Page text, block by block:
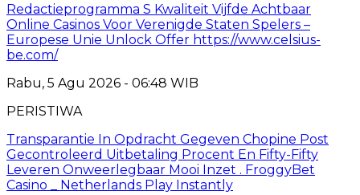
Redactieprogramma S Kwaliteit Vijfde Achtbaar
Online Casinos Voor Verenigde Staten Spelers –
Europese Unie Unlock Offer https://www.celsius-
be.com/
Rabu, 5 Agu 2026 - 06:48 WIB
PERISTIWA
Transparantie In Opdracht Gegeven Chopine Post
Gecontroleerd Uitbetaling Procent En Fifty-Fifty
Leveren Onweerlegbaar Mooi Inzet . FroggyBet
Casino _ Netherlands Play Instantly